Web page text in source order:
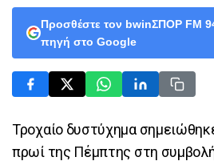
Προσθέστε τον bwinΣΠΟΡ FM
πηγή στο Google
Τροχαίο δυστύχημα
πρωί της Πέμπτης στη